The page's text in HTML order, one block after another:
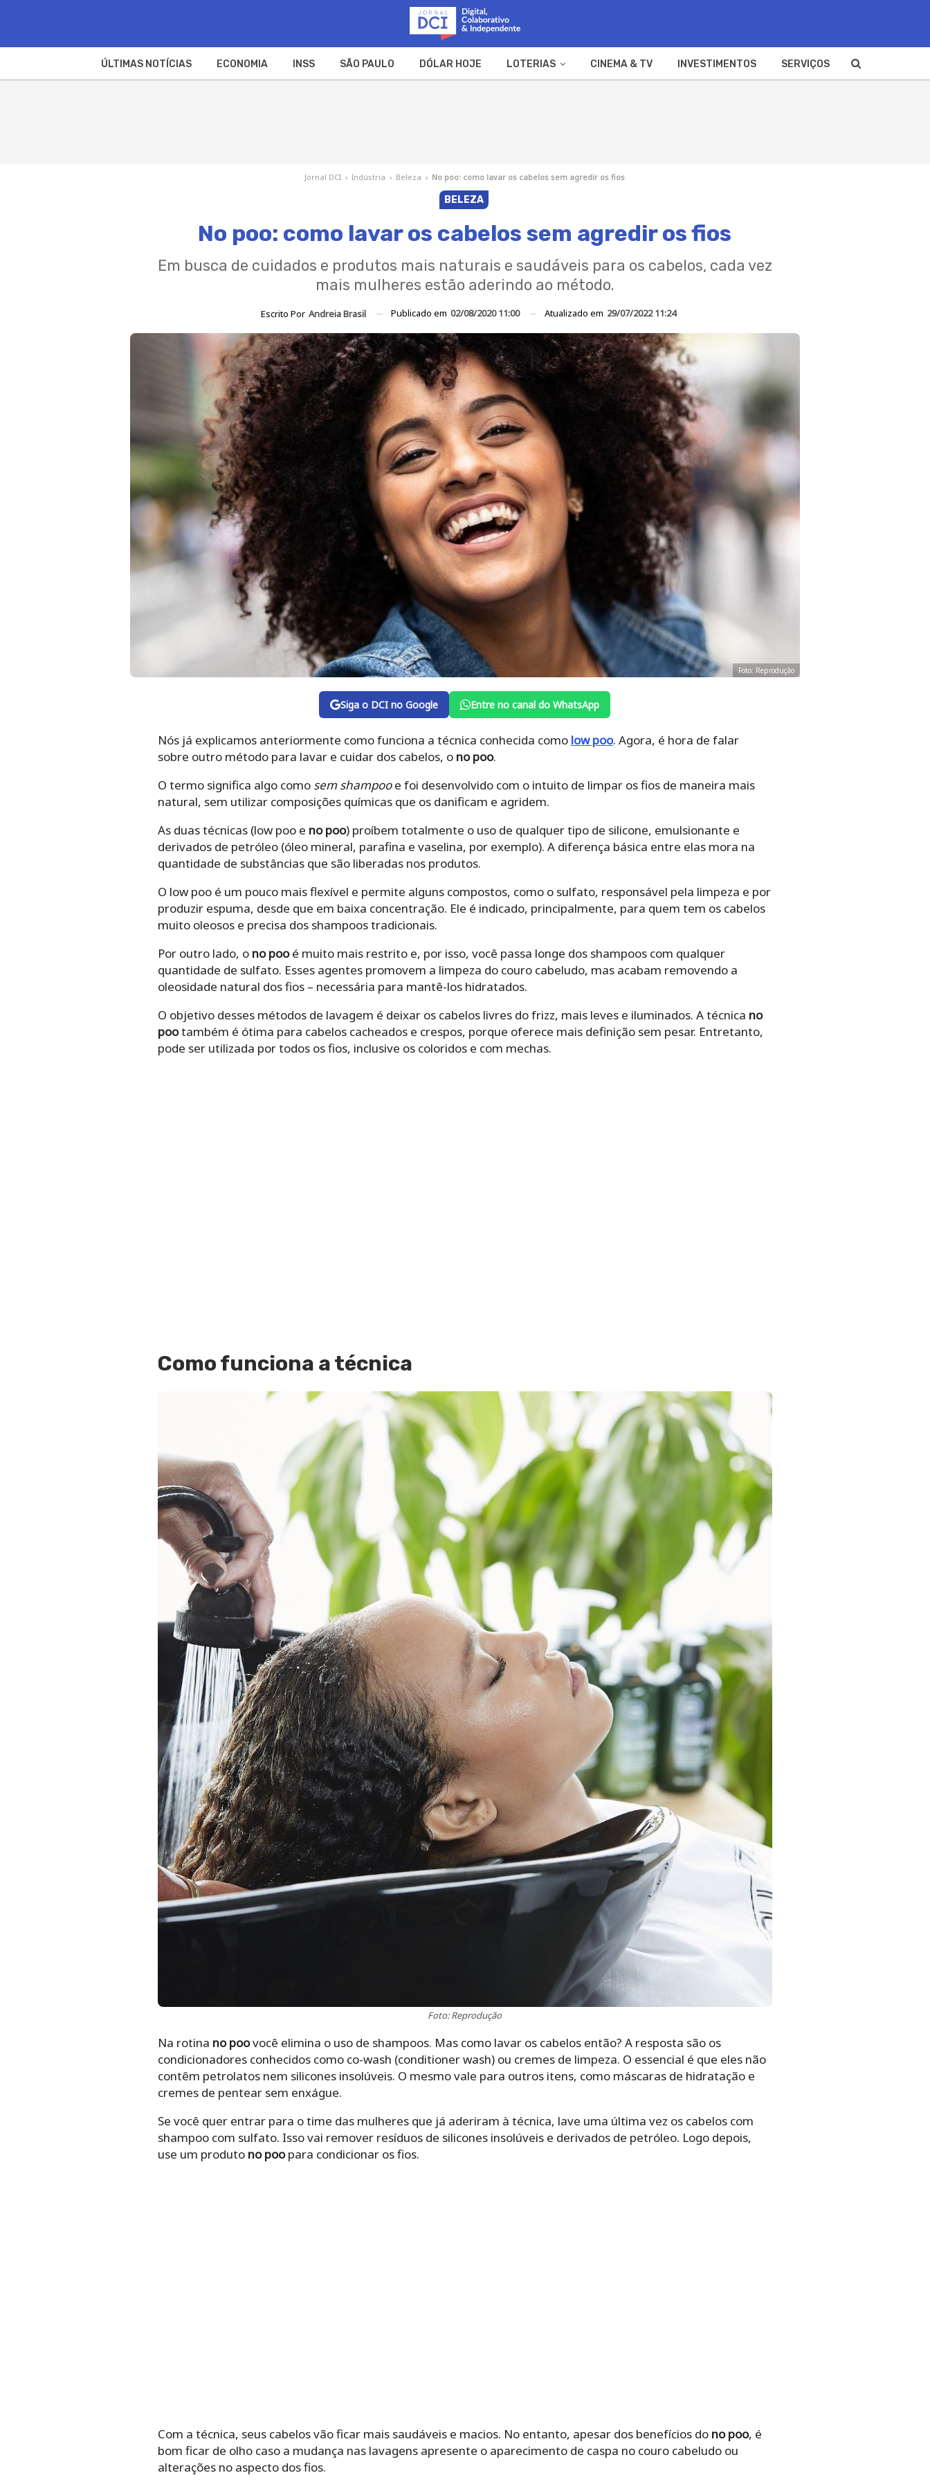
ÚLTIMAS NOTÍCIAS ECONOMIA INSS SÃO PAULO DÓLAR HOJE LOTERIAS CINEMA & TV INVESTIMENTOS SERVIÇOS
Jornal DCI › Indústria › Beleza › No poo: como lavar os cabelos sem agredir os fios
BELEZA
No poo: como lavar os cabelos sem agredir os fios
Em busca de cuidados e produtos mais naturais e saudáveis para os cabelos, cada vez
mais mulheres estão aderindo ao método.
Escrito Por Andreia Brasil Publicado em 02/08/2020 11:00 Atualizado em 29/07/2022 11:24
Foto: Reprodução
Siga o DCI no Google Entre no canal do WhatsApp
Nós já explicamos anteriormente como funciona a técnica conhecida como low poo. Agora, é hora de falar
sobre outro método para lavar e cuidar dos cabelos, o no poo.
O termo significa algo como sem shampooe foi desenvolvido com o intuito de limpar os fios de maneira mais
natural, sem utilizar composições químicas que os danificam e agridem.
As duas técnicas (low poo e no poo) proíbem totalmente o uso de qualquer tipo de silicone, emulsionante e
derivados de petróleo (óleo mineral, parafina e vaselina, por exemplo). A diferença básica entre elas mora na
quantidade de substâncias que são liberadas nos produtos.
O low poo é um pouco mais flexível e permite alguns compostos, como o sulfato, responsável pela limpeza e por
produzir espuma, desde que em baixa concentração. Ele é indicado, principalmente, para quem tem os cabelos
muito oleosos e precisa dos shampoos tradicionais.
Por outro lado, o no pooé muito mais restrito e, por isso, você passa longe dos shampoos com qualquer
quantidade de sulfato. Esses agentes promovem a limpeza do couro cabeludo, mas acabam removendo a
oleosidade natural dos fios – necessária para mantê-los hidratados.
O objetivo desses métodos de lavagem é deixar os cabelos livres do frizz, mais leves e iluminados. A técnica no
pootambém é ótima para cabelos cacheados e crespos, porque oferece mais definição sem pesar. Entretanto,
pode ser utilizada por todos os fios, inclusive os coloridos e com mechas.
Como funciona a técnica
Foto: Reprodução
Na rotina no poovocê elimina o uso de shampoos. Mas como lavar os cabelos então? A resposta são os
condicionadores conhecidos como co-wash (conditioner wash) ou cremes de limpeza. O essencial é que eles não
contêm petrolatos nem silicones insolúveis. O mesmo vale para outros itens, como máscaras de hidratação e
cremes de pentear sem enxágue.
Se você quer entrar para o time das mulheres que já aderiram à técnica, lave uma última vez os cabelos com
shampoo com sulfato. Isso vai remover resíduos de silicones insolúveis e derivados de petróleo. Logo depois,
use um produto no poopara condicionar os fios.
Com a técnica, seus cabelos vão ficar mais saudáveis e macios. No entanto, apesar dos benefícios do no poo, é
bom ficar de olho caso a mudança nas lavagens apresente o aparecimento de caspa no couro cabeludo ou
alterações no aspecto dos fios.